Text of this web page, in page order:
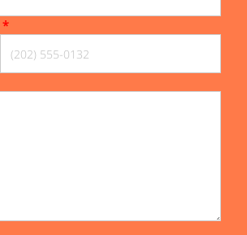
*